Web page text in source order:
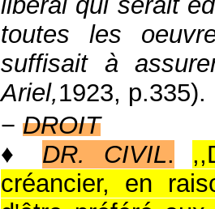
toutes les
suffisait à
Ariel,1923, p.335).
− DROIT
♦ DR. CIVIL.
créancier, en